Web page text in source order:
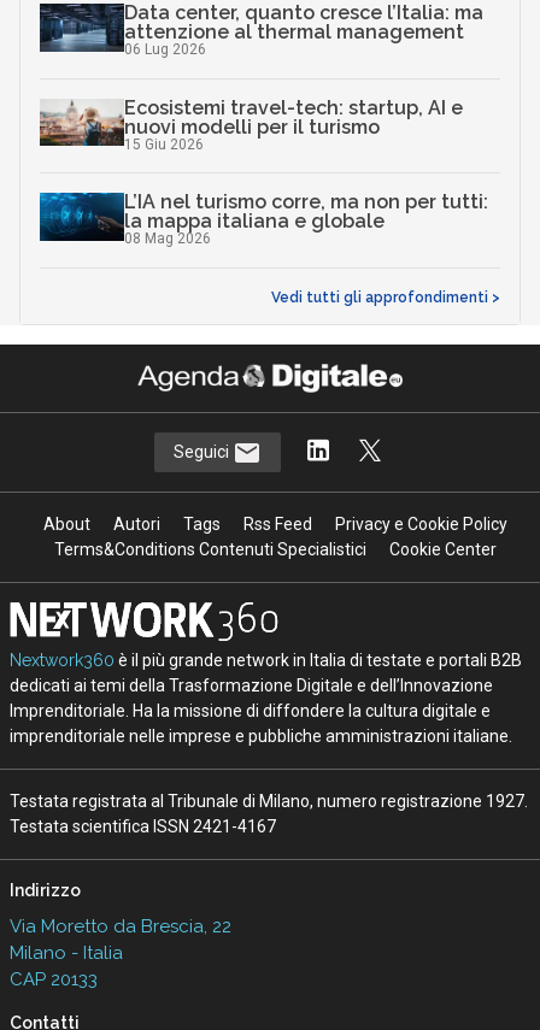
Data center, quanto cresce l’Italia: ma
attenzione al thermal management
06 Lug 2026
Ecosistemi travel-tech: startup, AI e
nuovi modelli per il turismo
15 Giu 2026
L’IA nel turismo corre, ma non per tutti:
la mappa italiana e globale
08 Mag 2026
Vedi tutti gli approfondimenti >
Seguici
About Autori Tags Rss Feed
Privacy e Cookie Policy
Terms&Conditions Contenuti Specialistici
Cookie Center
Nextwork360 è il più grande network in Italia di testate e portali B2B
dedicati ai temi della Trasformazione Digitale e dell’Innovazione
Imprenditoriale. Ha la missione di diffondere la cultura digitale e
imprenditoriale nelle imprese e pubbliche amministrazioni italiane.
Testata registrata al Tribunale di Milano, numero registrazione 1927.
Testata scientifica ISSN 2421-4167
Indirizzo
Via Moretto da Brescia, 22
Milano - Italia
CAP 20133
Contatti